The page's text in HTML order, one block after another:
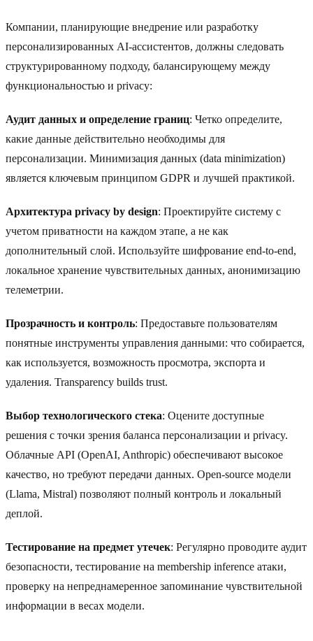
Компании, планирующие внедрение или разработку
персонализированных AI-ассистентов, должны следовать
структурированному подходу, балансирующему между
функциональностью и privacy:
Аудит данных и определение границ: Четко определите,
какие данные действительно необходимы для
персонализации. Минимизация данных (data minimization)
является ключевым принципом GDPR и лучшей практикой.
Архитектура privacy by design: Проектируйте систему с
учетом приватности на каждом этапе, а не как
дополнительный слой. Используйте шифрование end-to-end,
локальное хранение чувствительных данных, анонимизацию
телеметрии.
Прозрачность и контроль: Предоставьте пользователям
понятные инструменты управления данными: что собирается,
как используется, возможность просмотра, экспорта и
удаления. Transparency builds trust.
Выбор технологического стека: Оцените доступные
решения с точки зрения баланса персонализации и privacy.
Облачные API (OpenAI, Anthropic) обеспечивают высокое
качество, но требуют передачи данных. Open-source модели
(Llama, Mistral) позволяют полный контроль и локальный
деплой.
Тестирование на предмет утечек: Регулярно проводите аудит
безопасности, тестирование на membership inference атаки,
проверку на непреднамеренное запоминание чувствительной
информации в весах модели.